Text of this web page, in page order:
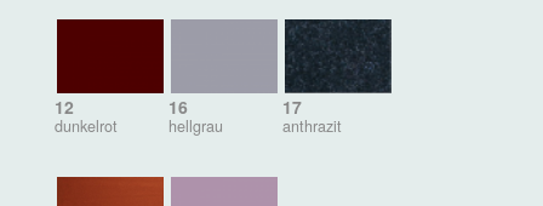
12
dunkelrot
16
hellgrau
17
anthrazit